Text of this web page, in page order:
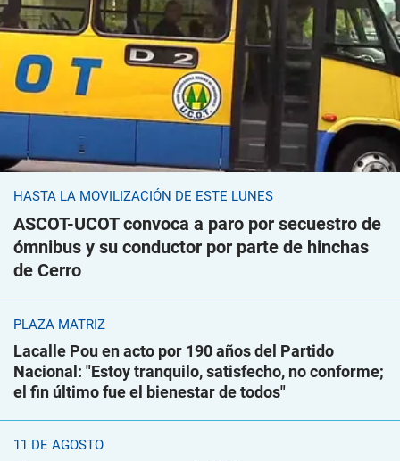
HASTA LA MOVILIZACIÓN DE ESTE LUNES
ASCOT-UCOT convoca a paro por secuestro de
ómnibus y su conductor por parte de hinchas
de Cerro
PLAZA MATRIZ
Lacalle Pou en acto por 190 años del Partido
Nacional: "Estoy tranquilo, satisfecho, no conforme;
el fin último fue el bienestar de todos"
11 DE AGOSTO